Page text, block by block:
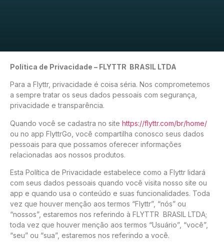
Política de Privacidade – FLYTTR BRASIL LTDA
Para a Flyttr, privacidade é coisa séria. Nos comprometemos
a sempre tratar os seus dados pessoais com segurança,
privacidade e transparência.
Quando você se cadastra no site https://flyttr.com/br/home/
ou no app FlyttrGo, você compartilha conosco seus dados
pessoais para que possamos oferecer informações
relacionadas aos nossos produtos.
Esta Política de Privacidade estabelece como a Flyttr lidará
com seus dados pessoais quando você visita nosso site ou
app e quando usa o conteúdo e suas funcionalidades. Toda
vez que houver menção aos termos “Flyttr”, “nós” ou
“nossos”, estaremos nos referindo à FLYTTR BRASIL LTDA;
toda vez que houver menção aos termos “Usuário”, “você”,
“seu” ou “sua”, estaremos nos referindo a você.